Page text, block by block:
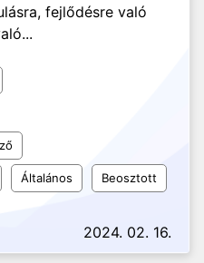
fejlődésre való
Általános Beosztott
2024. 02. 16.